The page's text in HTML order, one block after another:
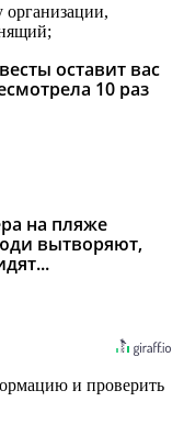
организации,
оставит вас
10 раз
на пляже
вытворяют,
и проверить